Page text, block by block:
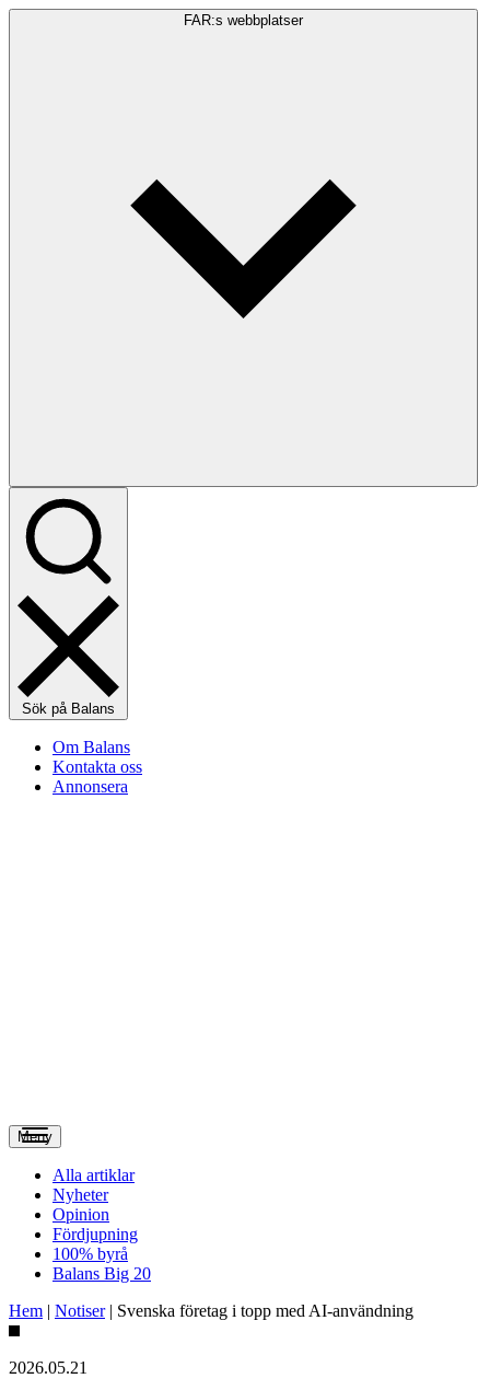
FAR:s webbplatser
Sök på Balans
Om Balans
Kontakta oss
Annonsera
Meny
Alla artiklar
Nyheter
Opinion
Fördjupning
100% byrå
Balans Big 20
Hem | Notiser| Svenska företag i topp med AI-användning
2026.05.21